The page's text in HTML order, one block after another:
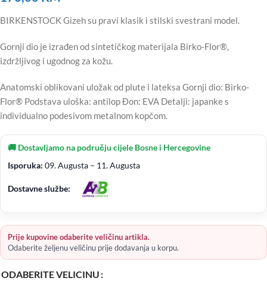
BIRKENSTOCK Gizeh su pravi klasik i stilski svestrani model.
Gornji dio je izrađen od sintetičkog materijala Birko-Flor®,
izdržljivog i ugodnog za kožu.
Anatomski oblikovani uložak od plute i lateksa Gornji dio: Birko-
Flor® Podstava uloška: antilop Đon: EVA Detalji: japanke s
individualno podesivom metalnom kopčom.
🚚 Dostavljamo na području cijele Bosne i Hercegovine
Isporuka: 09. Augusta – 11. Augusta
Dostavne službe:
Prije kupovine odaberite veličinu artikla.
Odaberite željenu veličinu prije dodavanja u korpu.
ODABERITE VELICINU